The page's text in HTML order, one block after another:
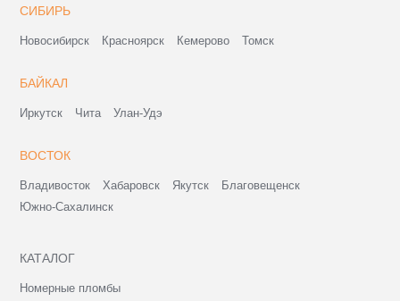
СИБИРЬ
Новосибирск Красноярск Кемерово Томск
БАЙКАЛ
Иркутск Чита Улан-Удэ
ВОСТОК
Владивосток Хабаровск Якутск
Благовещенск
Южно-Сахалинск
КАТАЛОГ
Номерные пломбы